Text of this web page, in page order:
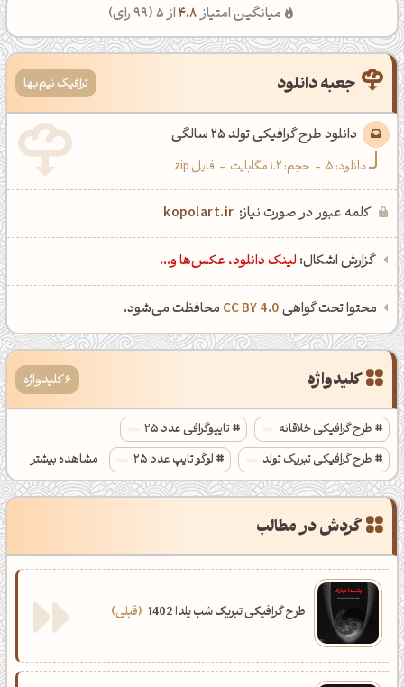
میانگین امتیاز4.8از 5 ( 99رای)
جعبه دانلود ترافیک نیم‌بها
دانلود طرح گرافیکی تولد 25 سالگی
دانلود:5
- حجم: 1.2 مگابایت - فایل zip
کلمه عبور در صورت نیاز: kopolart.ir
گزارش اشکال: لینک دانلود، عکس‌ها و...
محتوا تحت گواهیCC BY 4.0 محافظت می‌شود.
کلیدواژه 6 کلیدواژه
طرح گرافیکی خلاقانه
تایپوگرافی عدد 25
طرح گرافیکی تبریک تولد
لوگو تایپ عدد 25
مشاهده بیشتر
آرت ورک تبریک تولد
خلاقیت در گرافیک
گردش در مطالب
طرح گرافیکی تبریک شب یلدا 1402 قبلی